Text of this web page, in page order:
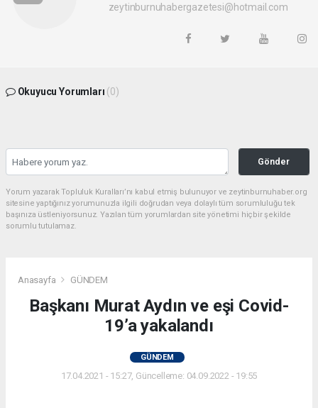
zeytinburnuhabergazetesi@hotmail.com
Okuyucu Yorumları (0)
Gönder
Yorum yazarak Topluluk Kuralları’nı kabul etmiş bulunuyor ve zeytinburnuhaber.org
sitesine yaptığınız yorumunuzla ilgili doğrudan veya dolaylı tüm sorumluluğu tek
başınıza üstleniyorsunuz. Yazılan tüm yorumlardan site yönetimi hiçbir şekilde
sorumlu tutulamaz.
Anasayfa GÜNDEM
Başkanı Murat Aydın ve eşi Covid-
19’a yakalandı
GÜNDEM
17.04.2021 - 15:27, Güncelleme: 04.09.2022 - 19:55